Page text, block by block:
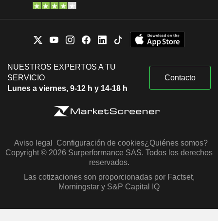
NUESTROS EXPERTOS A TU
SERVICIO
Lunes a viernes, 9-12 h y 14-18 h
Contacto
Aviso legal Configuración de cookies¿Quiénes somos?
Copyright © 2026 Surperformance SAS. Todos los derechos
reservados.
Las cotizaciones son proporcionadas por Factset,
Morningstar y S&P Capital IQ